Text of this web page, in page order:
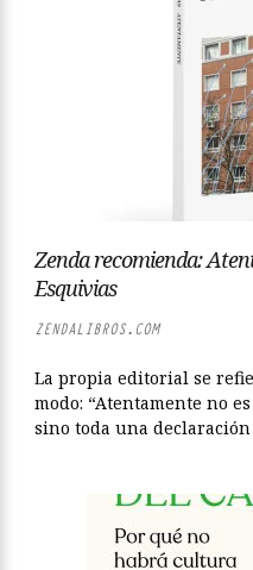
Zenda recomienda:
Esquivias
ZENDALIBROS.COM
La propia editorial se
modo: “Atentamente no
sino toda una